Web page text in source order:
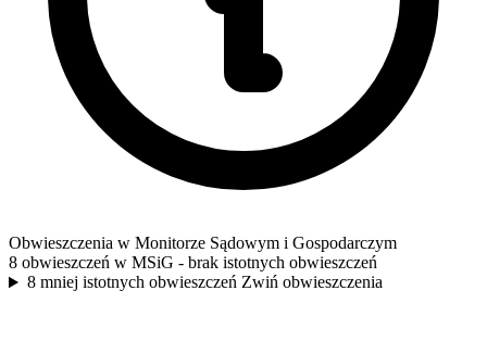
Obwieszczenia w Monitorze Sądowym i Gospodarczym
8 obwieszczeń w MSiG - brak istotnych obwieszczeń
8 mniej istotnych obwieszczeń Zwiń obwieszczenia